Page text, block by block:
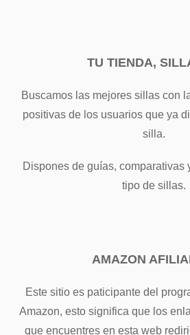
TU TIENDA,
Buscamos las mejores sillas con
positivas de los usuarios que ya
silla.
Dispones de guías, comparativas
tipo de sillas.
AMAZON
Este sitio es paticipante del
Amazon, esto significa que los
que encuentres en esta web